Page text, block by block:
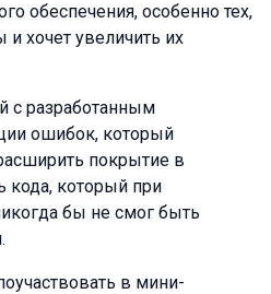
обеспечения, особенно тех,
и хочет увеличить их
с разработанным
ошибок, который
покрытие в
кода, который при
бы не смог быть
в мини-